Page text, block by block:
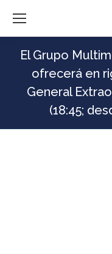
El Grupo
ofrecerá en
General
(18:45;